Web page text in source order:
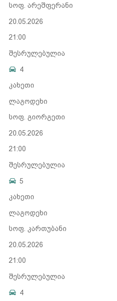
სოფ. არეშფერანი
20.05.2026
21:00
შესრულებულია
4
კახეთი
ლაგოდეხი
სოფ. გიორგეთი
20.05.2026
21:00
შესრულებულია
5
კახეთი
ლაგოდეხი
სოფ. კართუბანი
20.05.2026
21:00
შესრულებულია
4